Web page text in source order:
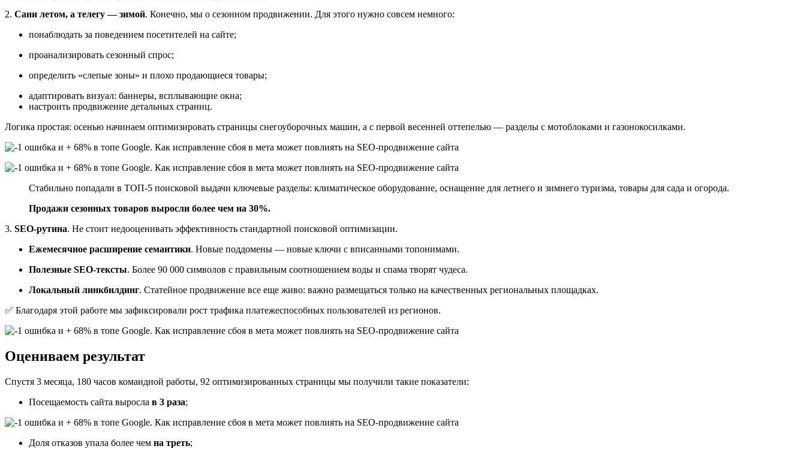
2. Сани летом, а телегу — зимой. Конечно, мы о сезонном продвижении. Для этого нужно совсем немного:
понаблюдать за поведением посетителей на сайте;
проанализировать сезонный спрос;
определить «слепые зоны» и плохо продающиеся товары;
адаптировать визуал: баннеры, всплывающие окна;
настроить продвижение детальных страниц.
Логика простая: осенью начинаем оптимизировать страницы снегоуборочных машин, а с первой весенней оттепелью — разделы с мотоблоками и газонокосилками.
Стабильно попадали в ТОП-5 поисковой выдачи ключевые разделы: климатическое оборудование, оснащение для летнего и зимнего туризма, товары для сада и огорода.
Продажи сезонных товаров выросли более чем на 30%.
3. SEO-рутина. Не стоит недооценивать эффективность стандартной поисковой оптимизации.
Ежемесячное расширение семантики. Новые поддомены — новые ключи с вписанными топонимами.
Полезные SEO-тексты. Более 90 000 символов с правильным соотношением воды и спама творят чудеса.
Локальный линкбилдинг. Статейное продвижение все еще живо: важно размещаться только на качественных региональных площадках.
✅ Благодаря этой работе мы зафиксировали рост трафика платежеспособных пользователей из регионов.
Оцениваем результат
Спустя 3 месяца, 180 часов командной работы, 92 оптимизированных страницы мы получили такие показатели:
Посещаемость сайта выросла в 3 раза;
Доля отказов упала более чем на треть;